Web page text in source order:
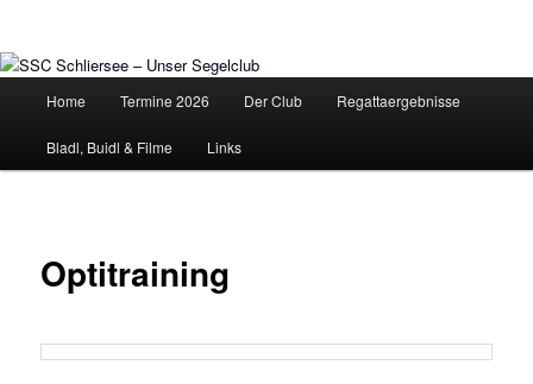
Home Termine 2026 Der Club Regattaergebnisse
Bladl, Buidl & Filme Links
Optitraining